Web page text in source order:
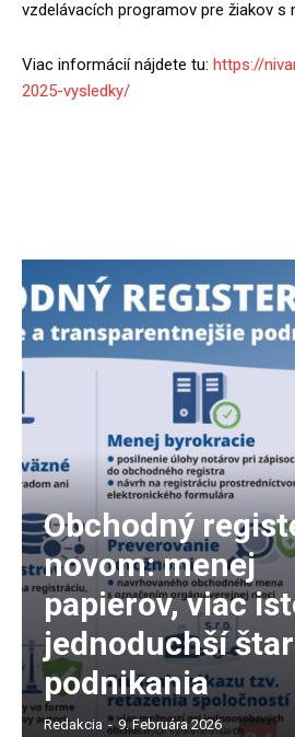
vzdelávacích programov pre žiakov s
Viac informácií nájdete tu: https://
2025-vysledky/
Obchodný
novom: menej
papierov, viac
jednoduchší
podnikania
Redakcia - 9. Februára 2026